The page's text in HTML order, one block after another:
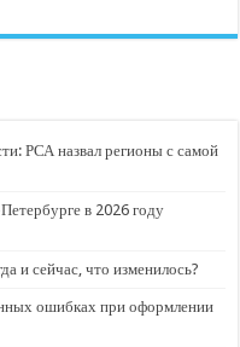
РСА назвал регионы с самой
в 2026 году
и сейчас, что изменилось?
ошибках при оформлении